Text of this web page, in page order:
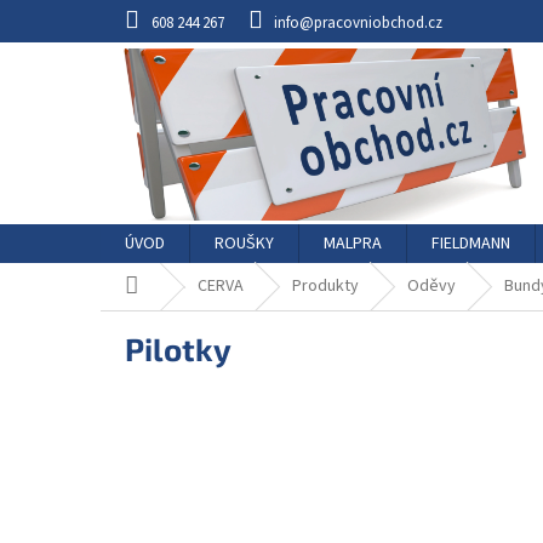
608 244 267 info@pracovniobchod.cz
ÚVOD ROUŠKY MALPRA FIELDMANN
Domů CERVA Produkty Oděvy
Pilotky